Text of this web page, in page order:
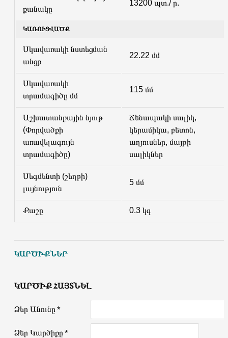
քանակը
13200 պտ./ ր.
ԿԱՌՈՒՑՎԱԾՔ
Սկավառակի նստեցման
անցք
22.22 մմ
Սկավառակի
տրամագիծը մմ
115 մմ
Աշխատանքային նյութ
(Փորվածքի
առավելագույն
տրամագիծը)
Ճենապակի սալիկ,
կերամիկա, բետոն,
աղյուսներ, մայթի
սալիկներ
Սեգմենտի (շեղբի)
լայնություն
5 մմ
Քաշը 0.3 կգ
ԿԱՐԾԻՔՆԵՐ
ԿԱՐԾԻՔ ՀԱՅՏՆԵԼ
Ձեր Անունը
Ձեր Կարծիքը